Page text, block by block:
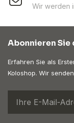
Wir werden
Abonnieren
Erfahren Sie als
Koloshop. Wir